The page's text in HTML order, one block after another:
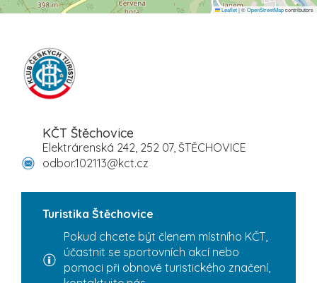
Leaflet|©OpenStreetMapcontributors
KČT Štěchovice
Elektrárenská 242, 252 07, ŠTĚCHOVICE
odbor.102113@kct.cz
Turistika Štěchovice
Pokud chcete být členem místního KČT,
účastnit se sportovních akcí nebo
pomoci při obnově turistického značení,